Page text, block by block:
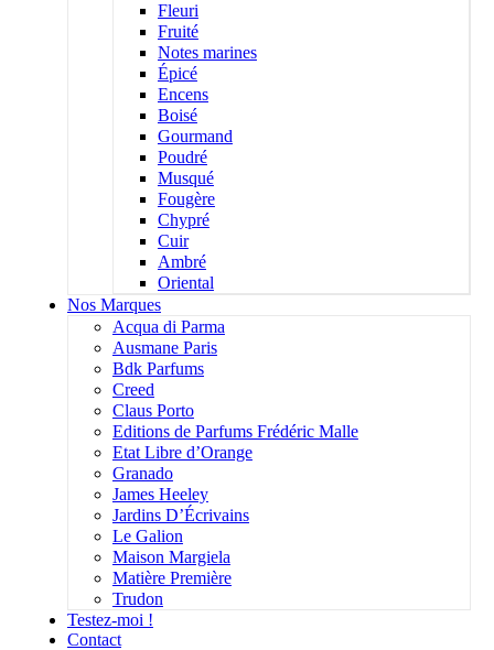
Fleuri
Fruité
Notes marines
Épicé
Encens
Boisé
Gourmand
Poudré
Musqué
Fougère
Chypré
Cuir
Ambré
Oriental
Nos Marques
Acqua di Parma
Ausmane Paris
Bdk Parfums
Creed
Claus Porto
Editions de Parfums Frédéric Malle
Etat Libre d’Orange
Granado
James Heeley
Jardins D’Écrivains
Le Galion
Maison Margiela
Matière Première
Trudon
Testez-moi !
Contact